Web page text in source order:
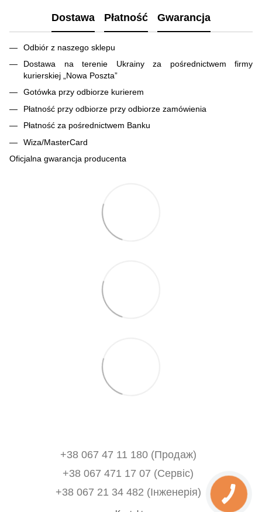
Dostawa Płatność Gwarancja
Odbiór z naszego sklepu
Dostawa na terenie Ukrainy za pośrednictwem firmy
kurierskiej „Nowa Poszta”
Gotówka przy odbiorze kurierem
Płatność przy odbiorze przy odbiorze zamówienia
Płatność za pośrednictwem Banku
Wiza/MasterCard
Oficjalna gwarancja producenta
+38 067 47 11 180 (Продаж)
+38 067 471 17 07 (Сервіс)
‎+38 067 21 34 482 (Інженерія)